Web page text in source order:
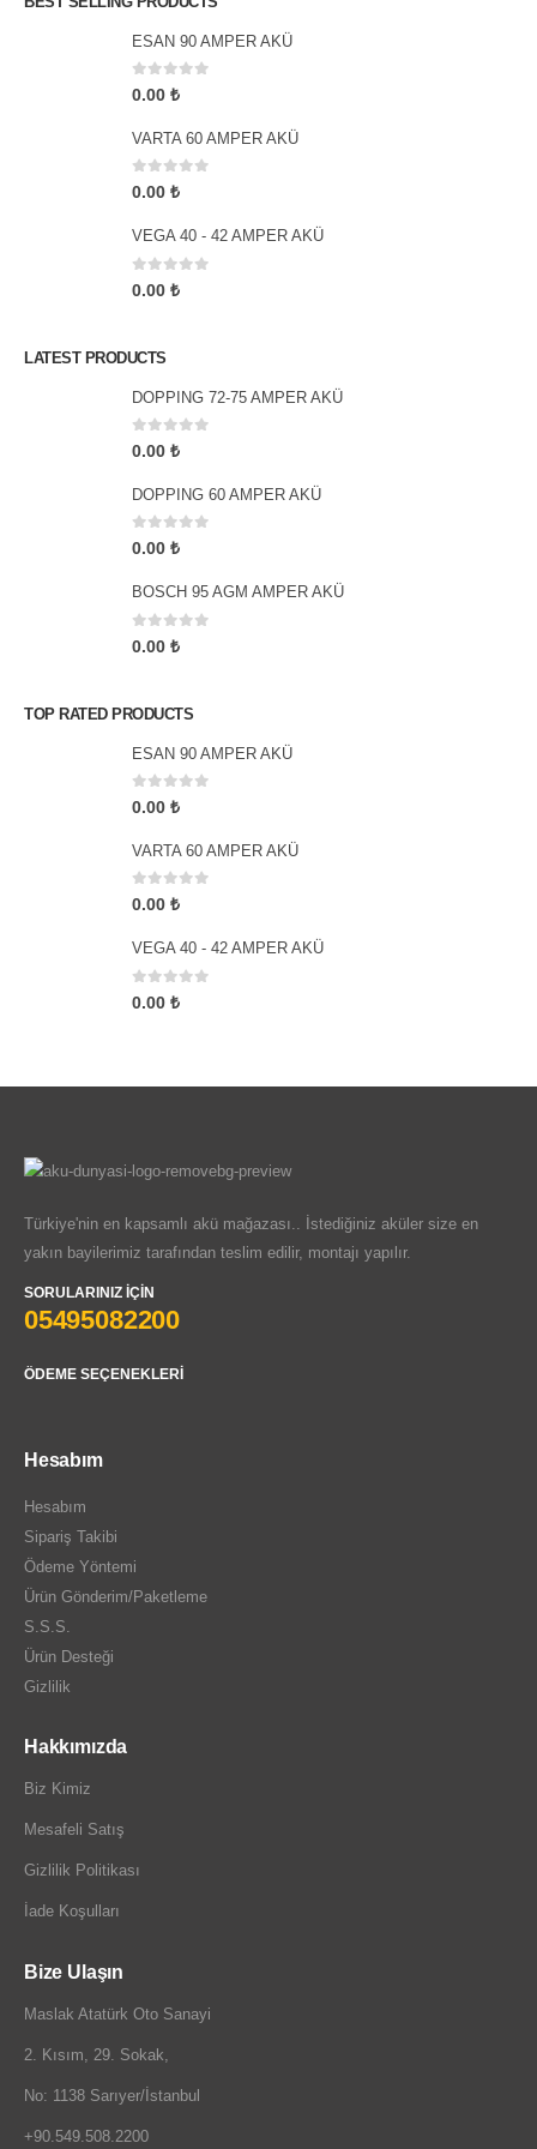
ESAN 90 AMPER AKÜ
0 5 üzerinden
0.00 ₺
VARTA 60 AMPER AKÜ
0 5 üzerinden
0.00 ₺
VEGA 40 - 42 AMPER AKÜ
0 5 üzerinden
0.00 ₺
LATEST PRODUCTS
DOPPING 72-75 AMPER AKÜ
0 5 üzerinden
0.00 ₺
DOPPING 60 AMPER AKÜ
0 5 üzerinden
0.00 ₺
BOSCH 95 AGM AMPER AKÜ
0 5 üzerinden
0.00 ₺
TOP RATED PRODUCTS
ESAN 90 AMPER AKÜ
0 5 üzerinden
0.00 ₺
VARTA 60 AMPER AKÜ
0 5 üzerinden
0.00 ₺
VEGA 40 - 42 AMPER AKÜ
0 5 üzerinden
0.00 ₺
Türkiye'nin en kapsamlı akü mağazası.. İstediğiniz aküler size en
yakın bayilerimiz tarafından teslim edilir, montajı yapılır.
SORULARINIZ İÇIN
05495082200
ÖDEME SEÇENEKLERI
Hesabım
Hesabım
Sipariş Takibi
Ödeme Yöntemi
Ürün Gönderim/Paketleme
S.S.S.
Ürün Desteği
Gizlilik
Hakkımızda
Biz Kimiz
Mesafeli Satış
Gizlilik Politikası
İade Koşulları
Bize Ulaşın
Maslak Atatürk Oto Sanayi
2. Kısım, 29. Sokak,
No: 1138 Sarıyer/İstanbul
+90.549.508.2200